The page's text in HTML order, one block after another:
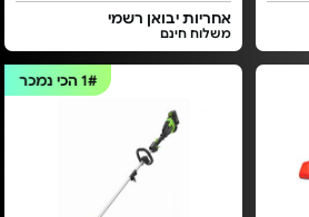
אחריות יבואן רשמי
משלוח חינם
1#הכי נמכר